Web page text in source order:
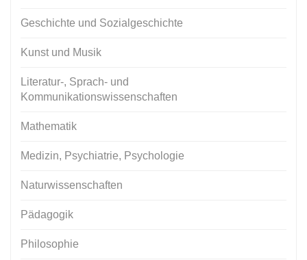
Geschichte und Sozialgeschichte
Kunst und Musik
Literatur-, Sprach- und
Kommunikationswissenschaften
Mathematik
Medizin, Psychiatrie, Psychologie
Naturwissenschaften
Pädagogik
Philosophie